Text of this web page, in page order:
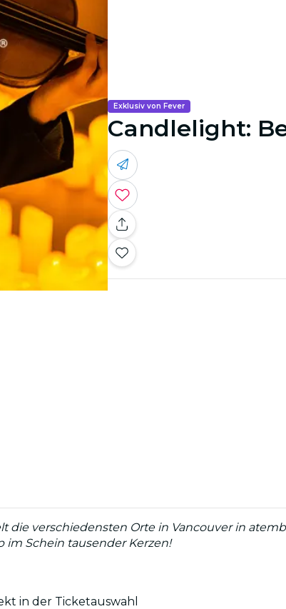
Exklusiv von Fever
Candlelight:
die verschiedensten Orte in Vancouver in
im Schein tausender Kerzen!
in der Ticketauswahl